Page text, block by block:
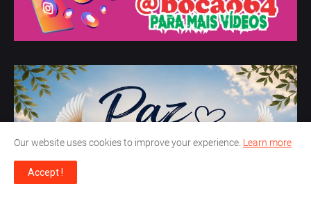
Our website uses cookies to improve your experience. Learn more
Accept !